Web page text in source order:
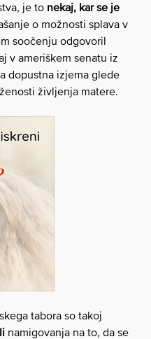
je to nekaj, kar se je
o možnosti splava v
soočenju odgovoril
v ameriškem senatu iz
dopustna izjema glede
življenja matere.
tabora so takoj
namigovanja na to, da se